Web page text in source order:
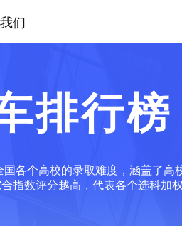
们
排行榜
各个高校的录取难度，涵盖了高
指数评分越高，代表各个选科加